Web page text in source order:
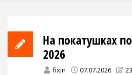
На покатушках
2026
fixin 07.07.2026